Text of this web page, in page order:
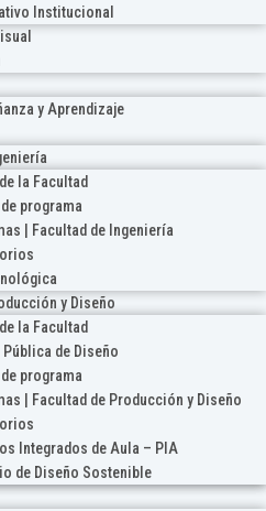
Institucional
y Aprendizaje
la Facultad
programa
| Facultad de Ingeniería
y Diseño
la Facultad
Pública de Diseño
programa
| Facultad de Producción y Diseño
Integrados de Aula – PIA
de Diseño Sostenible